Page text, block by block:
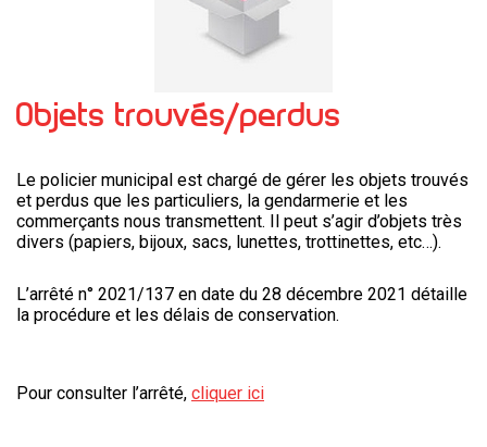
Objets trouvés/perdus
Le policier municipal est chargé de gérer les objets trouvés
et perdus que les particuliers, la gendarmerie et les
commerçants nous transmettent. Il peut s’agir d’objets très
divers (papiers, bijoux, sacs, lunettes, trottinettes, etc…).
L’arrêté n° 2021/137 en date du 28 décembre 2021 détaille
la procédure et les délais de conservation.
Pour consulter l’arrêté, cliquer ici